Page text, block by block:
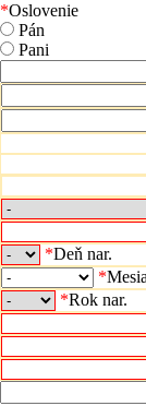
*Oslovenie
Pán
Pani
*Deň nar.
*
*Rok nar.